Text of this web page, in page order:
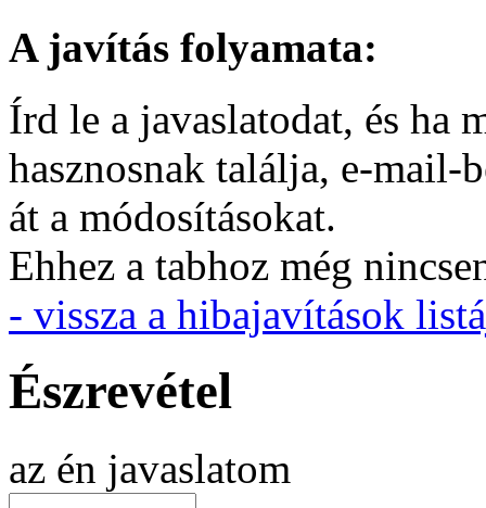
A javítás folyamata:
Írd le a javaslatodat, és ha
hasznosnak találja, e-mail-
át a módosításokat.
Ehhez a tabhoz még
- vissza a hibajavítások
Észrevétel
az én javaslatom